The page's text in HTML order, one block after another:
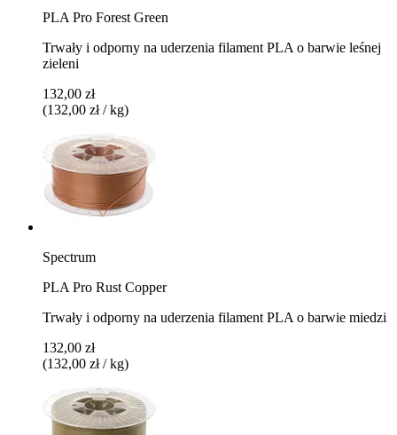
PLA Pro Forest Green
Trwały i odporny na uderzenia filament PLA o barwie leśnej
zieleni
132,00 zł
(132,00 zł / kg)
Spectrum
PLA Pro Rust Copper
Trwały i odporny na uderzenia filament PLA o barwie miedzi
132,00 zł
(132,00 zł / kg)